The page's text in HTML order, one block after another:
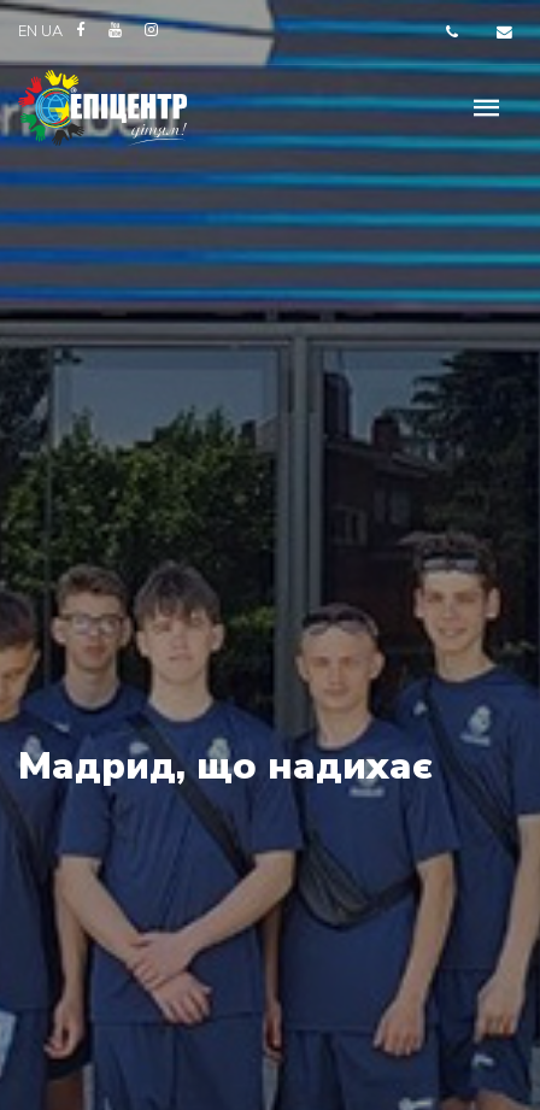
EN UA
Мадрид, що надихає